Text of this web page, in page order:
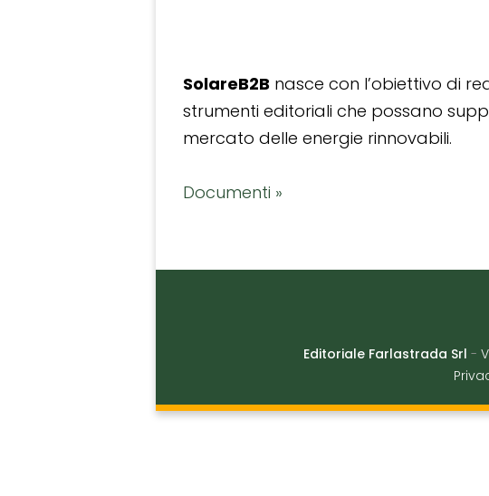
SolareB2B nasce con l’obiettivo di
strumenti editoriali che possano
mercato delle energie rinnovabili.
Documenti »
Editoriale Farlastrada Srl -